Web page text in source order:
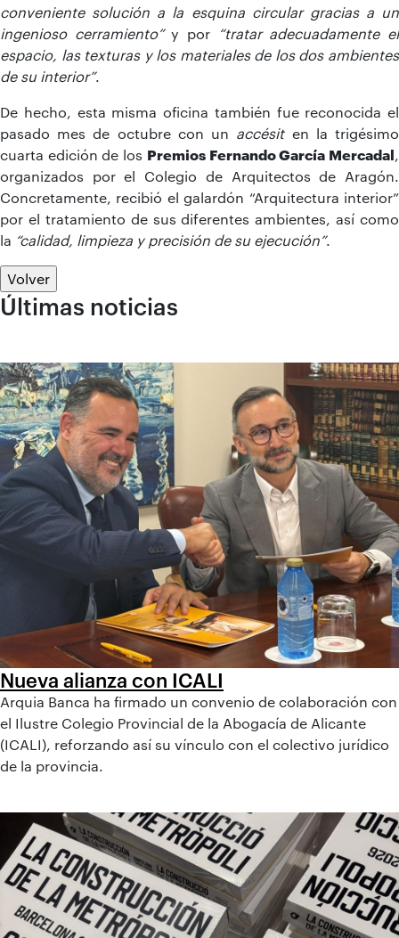
conveniente solución a la esquina circular gracias a un
ingenioso cerramiento”y por “tratar adecuadamente el
espacio, las texturas y los materiales de los dos ambientes
de su interior”.
De hecho, esta misma oficina también fue reconocida el
pasado mes de octubre con un accésiten la trigésimo
cuarta edición de los Premios Fernando García Mercadal,
organizados por el Colegio de Arquitectos de Aragón.
Concretamente, recibió el galardón “Arquitectura interior”
por el tratamiento de sus diferentes ambientes, así como
la “calidad, limpieza y precisión de su ejecución”.
Volver
Últimas noticias
Nueva alianza con ICALI
Arquia Banca ha firmado un convenio de colaboración con
el Ilustre Colegio Provincial de la Abogacía de Alicante
(ICALI), reforzando así su vínculo con el colectivo jurídico
de la provincia.